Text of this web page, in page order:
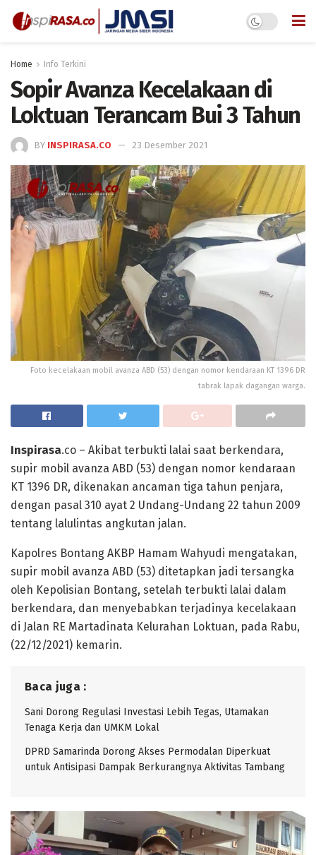
Home Info Terkini
Sopir Avanza Kecelakaan di
Loktuan Terancam Bui 3 Tahun
BY INSPIRASA.CO 23 Desember 2021
Foto kecelakaan mobil avanza ABD (53) dengan nomor kendaraan KT 1396 DR
tabrak lapak dagangan warga.
Inspirasa.co – Akibat terbukti lalai saat berkendara,
supir mobil avanza ABD (53) dengan nomor kendaraan
KT 1396 DR, dikenakan ancaman tiga tahun penjara,
dengan pasal 310 ayat 2 Undang-Undang 22 tahun 2009
tentang lalulintas angkutan jalan.
Kapolres Bontang AKBP Hamam Wahyudi mengatakan,
supir mobil avanza ABD (53) ditetapkan jadi tersangka
oleh Kepolisian Bontang, setelah terbukti lalai dalam
berkendara, dan menyebabkan terjadinya kecelakaan
di Jalan RE Martadinata Kelurahan Loktuan, pada Rabu,
(22/12/2021) kemarin.
Baca juga :
Sani Dorong Regulasi Investasi Lebih Tegas, Utamakan
Tenaga Kerja dan UMKM Lokal
DPRD Samarinda Dorong Akses Permodalan Diperkuat
untuk Antisipasi Dampak Berkurangnya Aktivitas Tambang